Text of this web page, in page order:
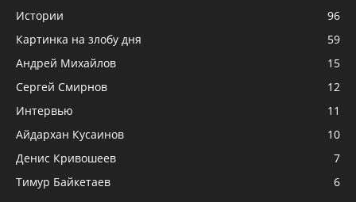
Истории
96
Картинка на злобу дня
59
Андрей Михайлов
15
Сергей Смирнов
12
Интервью
11
Айдархан Кусаинов
10
Денис Кривошеев
7
Тимур Байкетаев
6